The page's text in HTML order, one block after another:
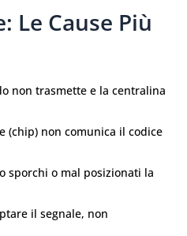
Le Cause Più
non trasmette e la centralina
non comunica il codice
sporchi o mal posizionati la
il segnale, non